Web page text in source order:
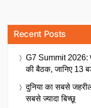
Recent Posts
G7 Summit 2026:
की बैठक, जानिए 13
दुनिया का सबसे
सबसे ज्यादा बिच्छू